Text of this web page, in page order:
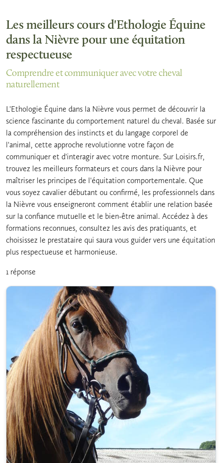
Les meilleurs cours d'Ethologie Équine
dans la Nièvre pour une équitation
respectueuse
Comprendre et communiquer avec votre cheval
naturellement
L'Ethologie Équine dans la Nièvre vous permet de découvrir la
science fascinante du comportement naturel du cheval. Basée sur
la compréhension des instincts et du langage corporel de
l'animal, cette approche revolutionne votre façon de
communiquer et d'interagir avec votre monture. Sur Loisirs.fr,
trouvez les meilleurs formateurs et cours dans la Nièvre pour
maîtriser les principes de l'équitation comportementale. Que
vous soyez cavalier débutant ou confirmé, les professionnels dans
la Nièvre vous enseigneront comment établir une relation basée
sur la confiance mutuelle et le bien-être animal. Accédez à des
formations reconnues, consultez les avis des pratiquants, et
choisissez le prestataire qui saura vous guider vers une équitation
plus respectueuse et harmonieuse.
1 réponse